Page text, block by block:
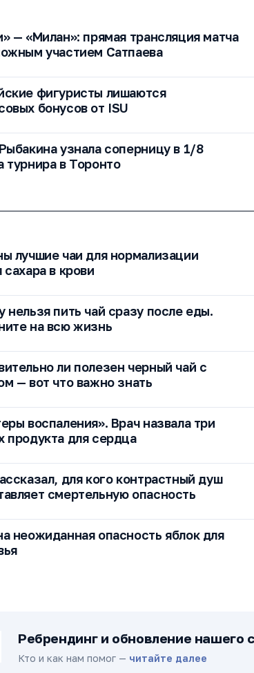
— «Милан»: прямая трансляция матча
участием Сатпаева
фигуристы лишаются
бонусов от ISU
узнала соперницу в 1/8
турнира в Торонто
лучшие чаи для нормализации
сахара в крови
нельзя пить чай сразу после еды.
на всю жизнь
ли полезен черный чай с
— вот что важно знать
воспаления». Врач назвала три
продукта для сердца
для кого контрастный душ
смертельную опасность
неожиданная опасность яблок для
Ребрендинг и обновление нашего
Кто и как нам помог — читайте далее